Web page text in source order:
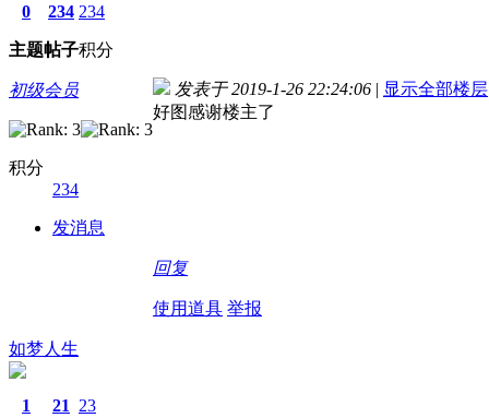
0
主题
234
帖子
234
积分
初级会员
积分
234
发消息
发表于 2019-1-26 22:24:06 | 显示全部楼层
好图感谢楼主了
回复
使用道具 举报
如梦人生
1 21 23